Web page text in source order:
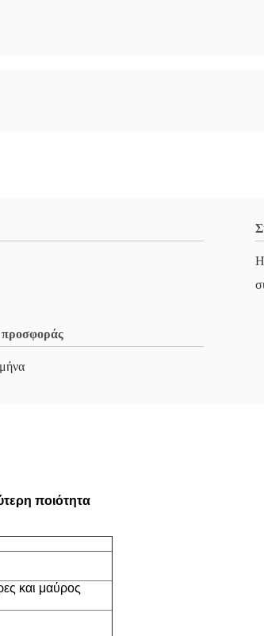
Η
προσφοράς
ποιότητα
και μαύρος